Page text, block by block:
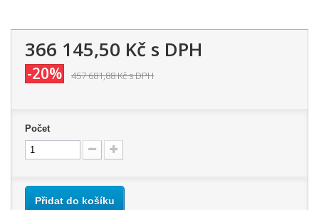
366 145,50 Kč s DPH
-20% 457 681,88 Kčs DPH
Počet
Přidat do košíku